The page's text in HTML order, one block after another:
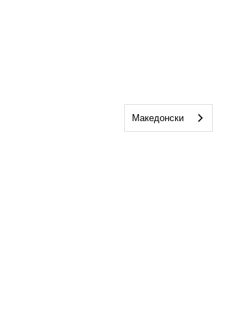
Македонски